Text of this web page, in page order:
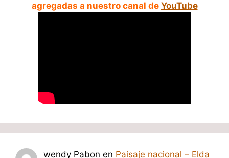
agregadas a nuestro canal de YouTube
wendy Pabon en Paisaje nacional – Elda